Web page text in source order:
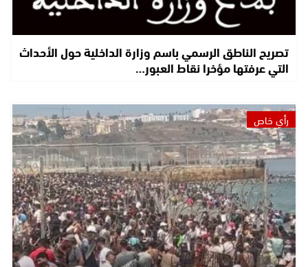
تصريح الناطق الرسمي باسم وزارة الداخلية حول الأحداث
التي عرفتها مؤخرا نقاط العبور…
رأي خاص